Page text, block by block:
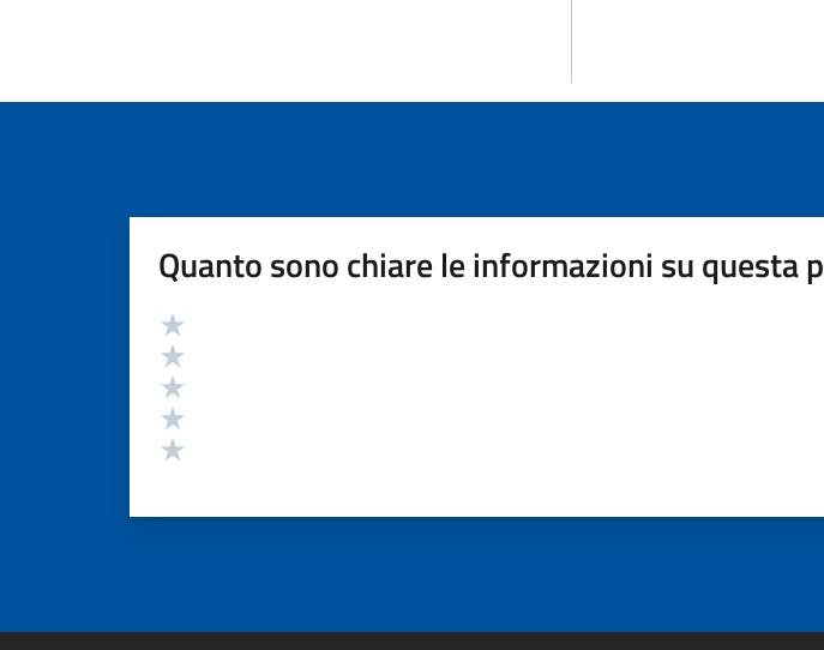
Quanto sono chiare le informazioni su questa
Valutazione